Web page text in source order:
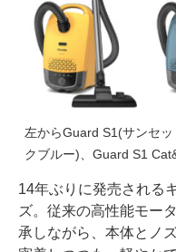
左からGuard S1(サンセ
クブルー)、Guard S1
14年ぶりに発売される
ズ。従来の高性能モー
承しながら、本体とノ